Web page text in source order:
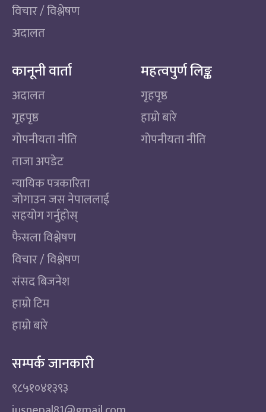
विचार / विश्लेषण
अदालत
कानूनी वार्ता
अदालत
गृहपृष्ठ
गोपनीयता नीति
ताजा अपडेट
न्यायिक पत्रकारिता
जोगाउन जस नेपाललाई
सहयोग गर्नुहोस्
फैसला विश्लेषण
विचार / विश्लेषण
संसद बिजनेश
हाम्रो टिम
हाम्रो बारे
महत्वपुर्ण लिङ्क
गृहपृष्ठ
हाम्रो बारे
गोपनीयता नीति
सम्पर्क जानकारी
९८५१०४१३९३